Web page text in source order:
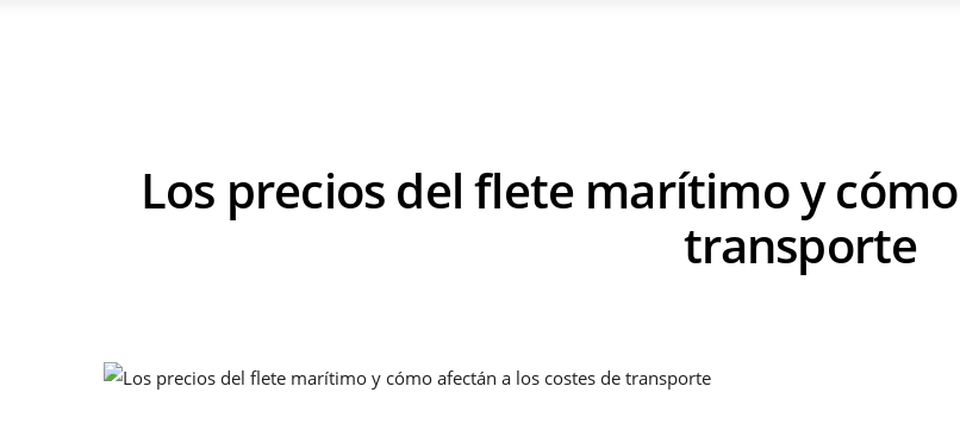
Los precios del flete marítimo y
transporte